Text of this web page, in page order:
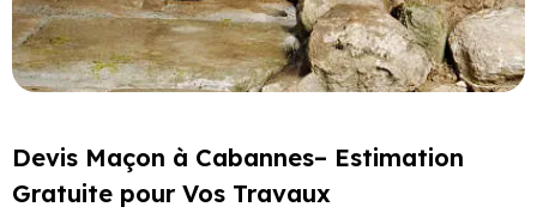
Devis Maçon à Cabannes– Estimation
Gratuite pour Vos Travaux